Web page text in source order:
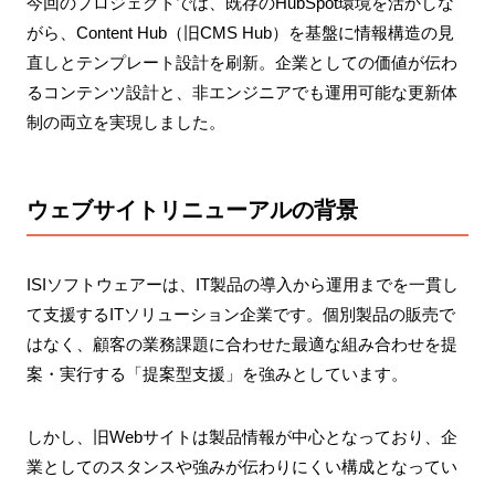
がら、Content Hub（旧CMS Hub）を基盤に情報構造の見
直しとテンプレート設計を刷新。企業としての価値が伝わ
るコンテンツ設計と、非エンジニアでも運用可能な更新体
制の両立を実現しました。
ウェブサイトリニューアルの背景
ISIソフトウェアーは、IT製品の導入から運用までを一貫し
て支援するITソリューション企業です。個別製品の販売で
はなく、顧客の業務課題に合わせた最適な組み合わせを提
案・実行する「提案型支援」を強みとしています。
しかし、旧Webサイトは製品情報が中心となっており、企
業としてのスタンスや強みが伝わりにくい構成となってい